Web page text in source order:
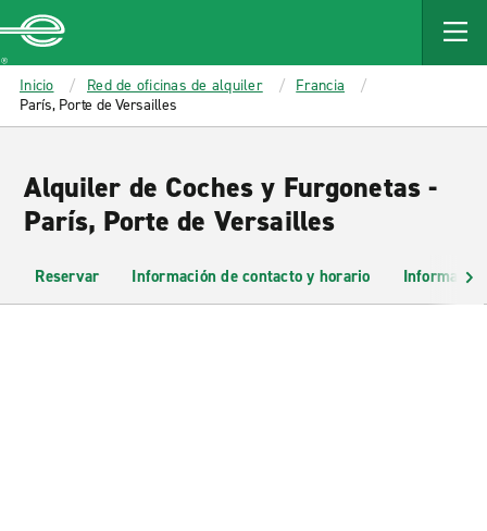
MAIN
CONTENT
Enterprise
Inicio Red de oficinas de alquiler
Francia
París, Porte de Versailles
Alquiler de Coches y Furgonetas -
París, Porte de Versailles
Reservar Información de contacto y horario